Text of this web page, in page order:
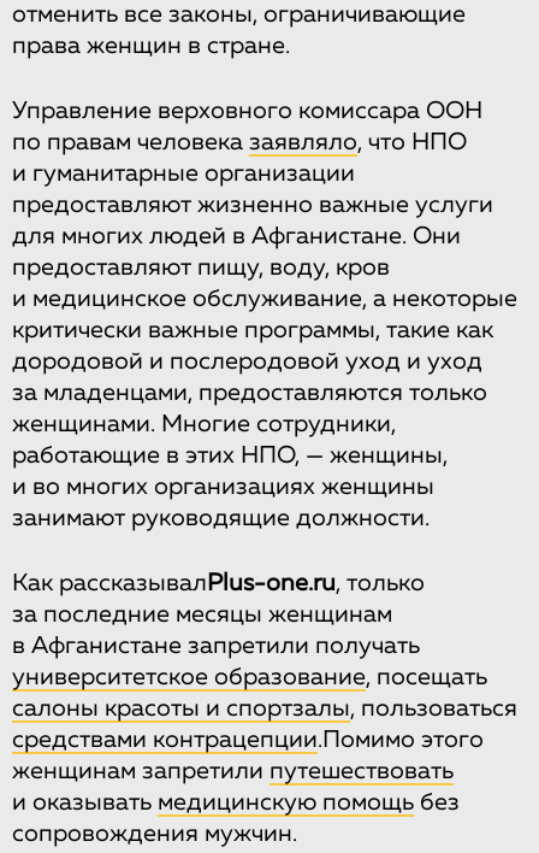
отменить все законы, ограничивающие
права женщин в стране.
Управление верховного комиссара ООН
по правам человека заявляло, что НПО
и гуманитарные организации
предоставляют жизненно важные услуги
для многих людей в Афганистане. Они
предоставляют пищу, воду, кров
и медицинское обслуживание, а некоторые
критически важные программы, такие как
дородовой и послеродовой уход и уход
за младенцами, предоставляются только
женщинами. Многие сотрудники,
работающие в этих НПО, — женщины,
и во многих организациях женщины
занимают руководящие должности.
Как рассказывал Plus-one.ru, только
за последние месяцы женщинам
в Афганистане запретили получать
университетское образование, посещать
салоны красоты и спортзалы, пользоваться
средствами контрацепции.Помимо этого
женщинам запретили путешествовать
и оказывать медицинскую помощь без
сопровождения мужчин.